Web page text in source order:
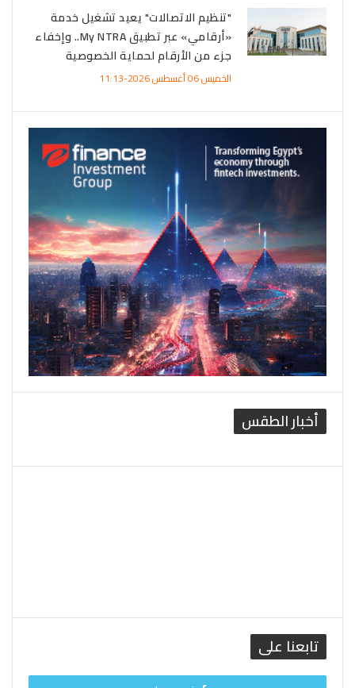
"تنظيم الاتصالات" يعيد تشغيل خدمة
«أرقامي» عبر تطبيق My NTRA.. وإخفاء
جزء من الأرقام لحماية الخصوصية
الخميس 06 أغسطس 2026-11:13
أخبار الطقس
تابعنا على